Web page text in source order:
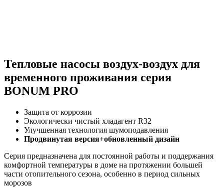
Тепловые насосы воздух-воздух для
временного проживания серия
BONUM PRO
Защита от коррозии
Экологически чистый хладагент R32
Улучшенная технология шумоподавления
Продвинутая версия+обновленный дизайн
Серия предназначена для постоянной работы и поддержания
комфортной температуры в доме на протяжении большей
части отопительного сезона, особенно в период сильных
морозов